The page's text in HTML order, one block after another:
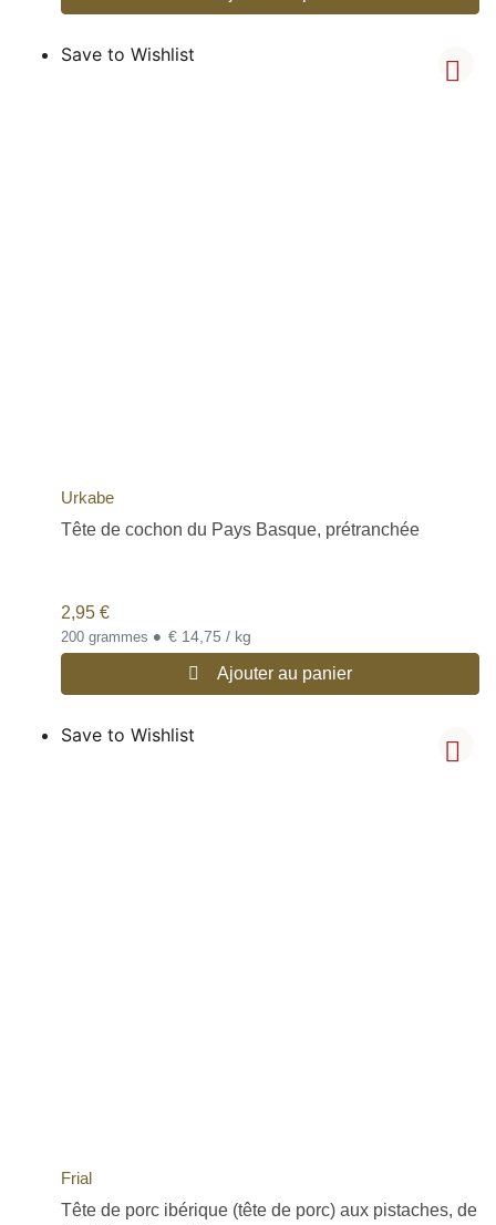
Save to Wishlist
Urkabe
Tête de cochon du Pays Basque, prétranchée
2,95 €
200 grammes • € 14,75 / kg
Ajouter au panier
Save to Wishlist
Frial
Tête de porc ibérique (tête de porc) aux pistaches, de